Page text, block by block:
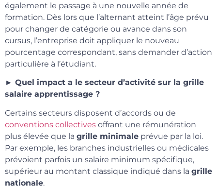
également le passage à une nouvelle année de
formation. Dès lors que l’alternant atteint l’âge prévu
pour changer de catégorie ou avance dans son
cursus, l’entreprise doit appliquer le nouveau
pourcentage correspondant, sans demander d’action
particulière à l’étudiant.
► Quel impact a le secteur d’activité sur la grille
salaire apprentissage ?
Certains secteurs disposent d’accords ou de
conventions collectives offrant une rémunération
plus élevée que la grille minimale prévue par la loi.
Par exemple, les branches industrielles ou médicales
prévoient parfois un salaire minimum spécifique,
supérieur au montant classique indiqué dans la grille
nationale.